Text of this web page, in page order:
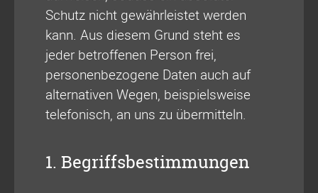
Schutz nicht gewährleistet werden
kann. Aus diesem Grund steht es
jeder betroffenen Person frei,
personenbezogene Daten auch auf
alternativen Wegen, beispielsweise
telefonisch, an uns zu übermitteln.
1. Begriffsbestimmungen